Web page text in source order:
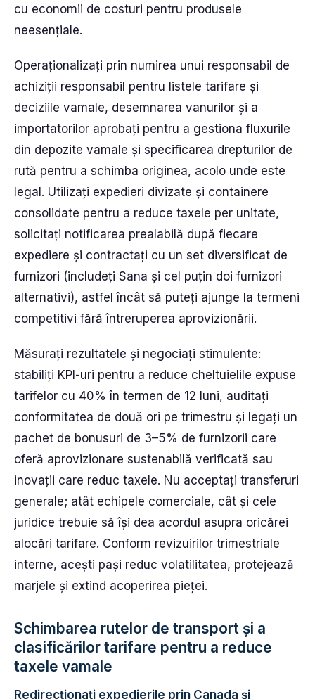
cu economii de costuri pentru produsele
neesențiale.
Operaționalizați prin numirea unui responsabil de
achiziții responsabil pentru listele tarifare și
deciziile vamale, desemnarea vanurilor și a
importatorilor aprobați pentru a gestiona fluxurile
din depozite vamale și specificarea drepturilor de
rută pentru a schimba originea, acolo unde este
legal. Utilizați expedieri divizate și containere
consolidate pentru a reduce taxele per unitate,
solicitați notificarea prealabilă după fiecare
expediere și contractați cu un set diversificat de
furnizori (includeți Sana și cel puțin doi furnizori
alternativi), astfel încât să puteți ajunge la termeni
competitivi fără întreruperea aprovizionării.
Măsurați rezultatele și negociați stimulente:
stabiliți KPI-uri pentru a reduce cheltuielile expuse
tarifelor cu 40% în termen de 12 luni, auditați
conformitatea de două ori pe trimestru și legați un
pachet de bonusuri de 3–5% de furnizorii care
oferă aprovizionare sustenabilă verificată sau
inovații care reduc taxele. Nu acceptați transferuri
generale; atât echipele comerciale, cât și cele
juridice trebuie să își dea acordul asupra oricărei
alocări tarifare. Conform revizuirilor trimestriale
interne, acești pași reduc volatilitatea, protejează
marjele și extind acoperirea pieței.
Schimbarea rutelor de transport și a
clasificărilor tarifare pentru a reduce
taxele vamale
Redirecționați expedierile prin Canada și